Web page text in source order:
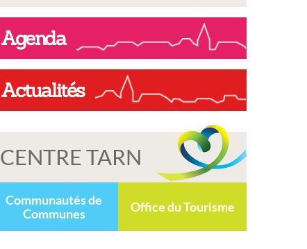
Agenda
Actualités
CENTRE TARN
Communautés de
Communes
Office du Tourisme